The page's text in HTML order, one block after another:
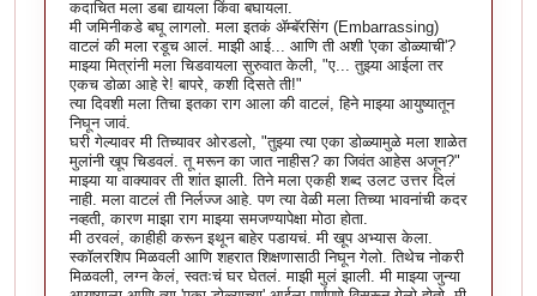
कदाचित मला डबा द्यायला किंवा बघायला.
मी जमिनीकडे बघू लागलो. मला इतकं ॲम्बॅरसिंग (Embarrassing)
वाटलं की मला रडूच आलं. माझी आई... आणि ती अशी 'एका डोळ्याची'?
माझ्या मित्रांनी मला चिडवायला सुरुवात केली, "ए... तुझ्या आईला तर
एकच डोळा आहे रे! बापरे, कशी दिसते ती!"
त्या दिवशी मला तिचा इतका राग आला की वाटलं, हिने माझ्या आयुष्यातून
निघून जावं.
घरी गेल्यावर मी तिच्यावर ओरडलो, "तुझ्या त्या एका डोळ्यामुळे मला शाळेत
मुलांनी खूप चिडवलं. तू मरून का जात नाहीस? का जिवंत आहेस अजून?"
माझ्या या वाक्यावर ती शांत झाली. तिने मला एकही शब्द उलट उत्तर दिलं
नाही. मला वाटलं ती निर्लज्ज आहे. पण त्या वेळी मला तिच्या भावनांची कदर
नव्हती, कारण माझा राग माझ्या समजण्यापेक्षा मोठा होता.
मी ठरवलं, काहीही करून इथून बाहेर पडायचं. मी खूप अभ्यास केला.
स्कॉलरशिप मिळवली आणि शहरात शिक्षणासाठी निघून गेलो. तिथेच नोकरी
मिळवली, लग्न केलं, स्वतःचं घर घेतलं. माझी मुलं झाली. मी माझ्या जुन्या